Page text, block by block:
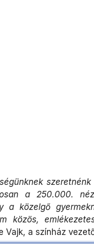
a 250.000.
a közelgő
közös,
Vajk, a színház